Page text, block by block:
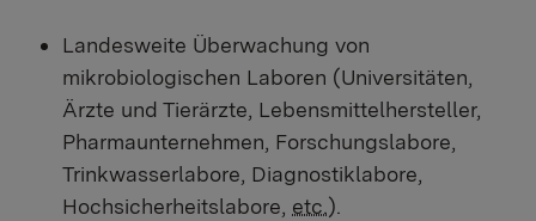
Landesweite Überwachung von
mikrobiologischen Laboren (Universitäten,
Ärzte und Tierärzte, Lebensmittelhersteller,
Pharmaunternehmen, Forschungslabore,
Trinkwasserlabore, Diagnostiklabore,
Hochsicherheitslabore, etc.).